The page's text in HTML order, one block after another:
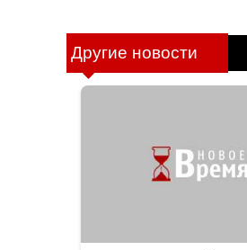
Другие новости